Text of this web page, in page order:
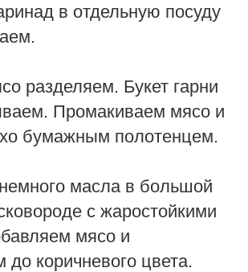
в отдельную посуду
разделяем. Букет гарни
Промакиваем мясо и
бумажным полотенцем.
масла в большой
с жаростойкими
мясо и
коричневого цвета.